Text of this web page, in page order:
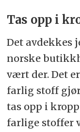
Tas opp i
Det avdekkes
norske
vært der. Det
farlig stoff
tas opp i
farlige stoffer